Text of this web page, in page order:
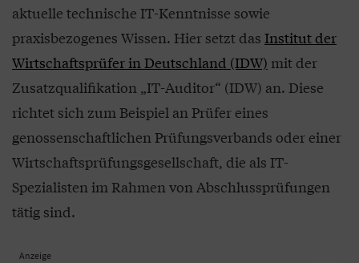
aktuelle technische IT-Kenntnisse sowie
praxisbezogenes Wissen. Hier setzt das Institut der
Wirtschaftsprüfer in Deutschland (IDW) mit der
Zusatzqualifikation „IT-Auditor“ (IDW) an. Diese
richtet sich zum Beispiel an Prüfer eines
genossenschaftlichen Prüfungsverbands oder einer
Wirtschaftsprüfungsgesellschaft, die als IT-
Spezialisten im Rahmen von Abschlussprüfungen
tätig sind.
Anzeige